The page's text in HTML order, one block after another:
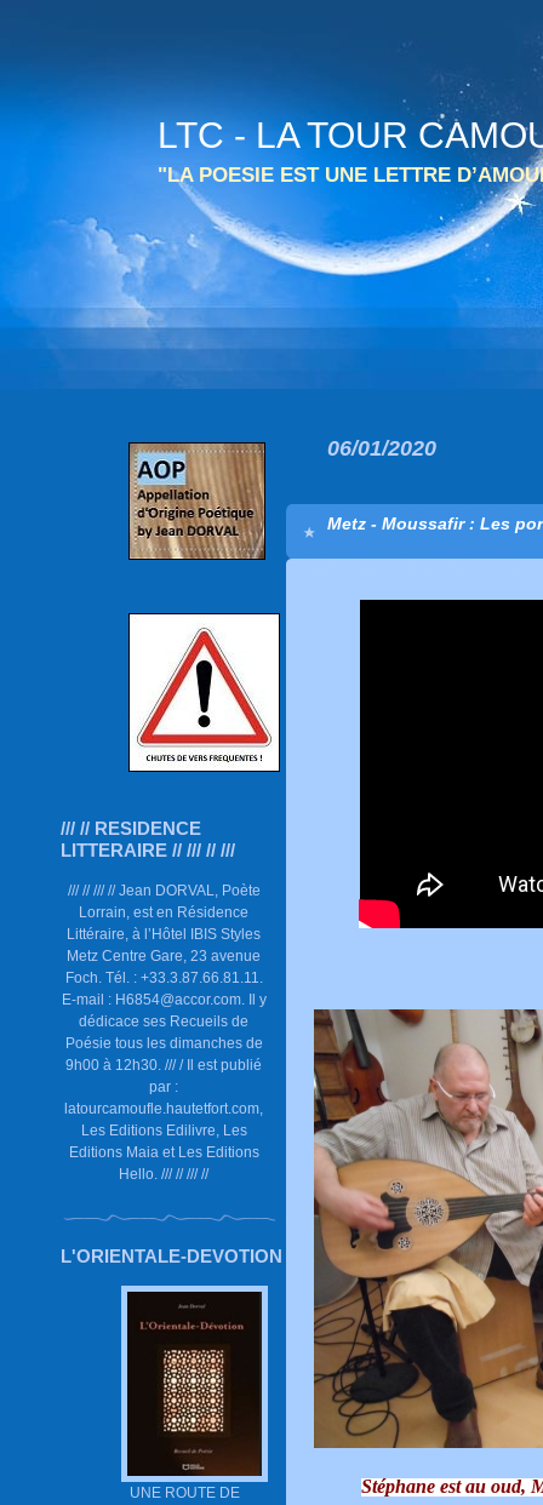
LTC - LA TOUR
"LA POESIE EST UNE LETTRE
/// // RESIDENCE
LITTERAIRE // /// // ///
/// // /// // Jean DORVAL, Poète
Lorrain, est en Résidence
Littéraire, à l’Hôtel IBIS Styles
Metz Centre Gare, 23 avenue
Foch. Tél. : +33.3.87.66.81.11.
E-mail : H6854@accor.com. Il y
dédicace ses Recueils de
Poésie tous les dimanches de
9h00 à 12h30. /// / Il est publié
par :
latourcamoufle.hautetfort.com,
Les Editions Edilivre, Les
Editions Maia et Les Editions
Hello. /// // /// //
L'ORIENTALE-DEVOTION
UNE ROUTE DE
06/01/2020
Metz - Moussafir : Les
Stéphane est au oud,